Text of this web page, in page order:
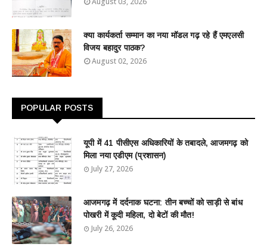
क्या कार्यकर्ता सम्मान का नया मॉडल गढ़ रहे हैं एमएलसी
विजय बहादुर पाठक?
August 02, 2026
POPULAR POSTS
यूपी में 41 पीसीएस अधिकारियों के तबादले, आजमगढ़ को
मिला नया एडीएम (प्रशासन)
July 27, 2026
आजमगढ़ में दर्दनाक घटना: तीन बच्चों को साड़ी से बांध
पोखरी में कूदी महिला, दो बेटों की मौत!
July 26, 2026